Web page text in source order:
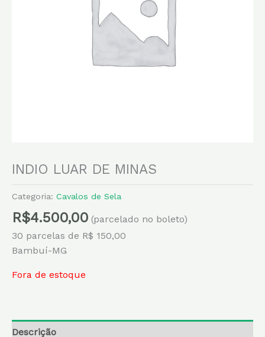
INDIO LUAR DE MINAS
Categoria: Cavalos de Sela
R$4.500,00 (parcelado no boleto)
30 parcelas de R$ 150,00
Bambuí-MG
Fora de estoque
Descrição